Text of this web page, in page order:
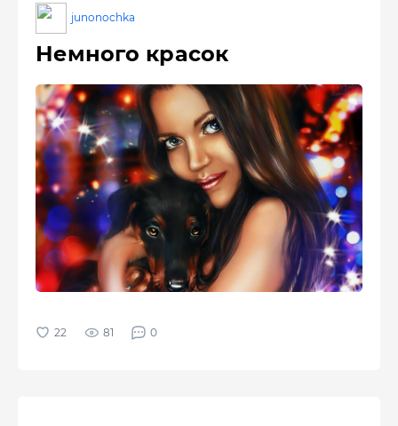
junonochka
Немного красок
81 0